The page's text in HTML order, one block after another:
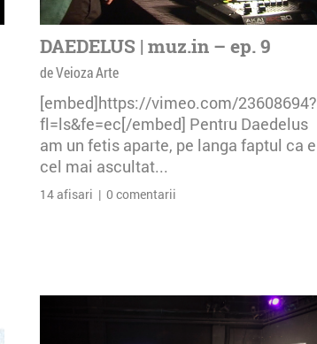
DAEDELUS | muz.in – ep. 9
de Veioza Arte
[embed]https://vimeo.com/23608694?
fl=ls&fe=ec[/embed] Pentru Daedelus
am un fetis aparte, pe langa faptul ca e
cel mai ascultat...
14 afisari | 0 comentarii